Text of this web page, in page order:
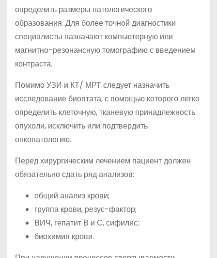
определить размеры патологического
образования. Для более точной диагностики
специалисты назначают компьютерную или
магнитно-резонансную томографию с введением
контраста.
Помимо УЗИ и КТ/ МРТ следует назначить
исследование биоптата, с помощью которого легко
определить клеточную, тканевую принадлежность
опухоли, исключить или подтвердить
онкопатологию.
Перед хирургическим лечением пациент должен
обязательно сдать ряд анализов:
общий анализ крови;
группа крови, резус-фактор;
ВИЧ, гепатит В и С, сифилис;
биохимия крови.